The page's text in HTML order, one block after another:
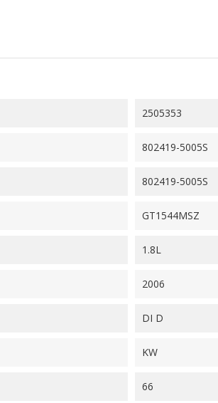
2505353
802419-5005S
802419-5005S
GT1544MSZ
1.8L
2006
DI D
KW
66